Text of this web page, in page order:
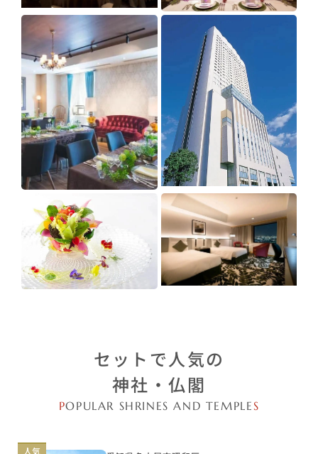
セットで人気の
神社・仏閣
POPULAR SHRINES AND TEMPLE S
人気